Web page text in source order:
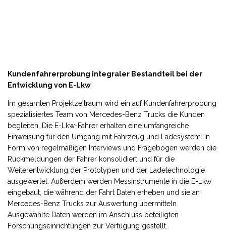
Kundenfahrerprobung integraler Bestandteil bei der
Entwicklung von E-Lkw
Im gesamten Projektzeitraum wird ein auf Kundenfahrerprobung
spezialisiertes Team von Mercedes-Benz Trucks die Kunden
begleiten. Die E-Lkw-Fahrer erhalten eine umfangreiche
Einweisung für den Umgang mit Fahrzeug und Ladesystem. In
Form von regelmäßigen Interviews und Fragebögen werden die
Rückmeldungen der Fahrer konsolidiert und für die
Weiterentwicklung der Prototypen und der Ladetechnologie
ausgewertet. Außerdem werden Messinstrumente in die E-Lkw
eingebaut, die während der Fahrt Daten erheben und sie an
Mercedes-Benz Trucks zur Auswertung übermitteln.
Ausgewählte Daten werden im Anschluss beteiligten
Forschungseinrichtungen zur Verfügung gestellt.